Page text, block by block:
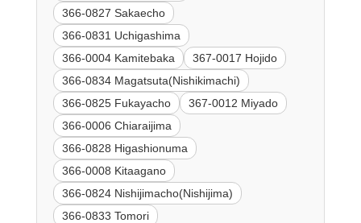
366-0827 Sakaecho
366-0831 Uchigashima
366-0004 Kamitebaka
367-0017 Hojido
366-0834 Magatsuta(Nishikimachi)
366-0825 Fukayacho
367-0012 Miyado
366-0006 Chiaraijima
366-0828 Higashionuma
366-0008 Kitaagano
366-0824 Nishijimacho(Nishijima)
366-0833 Tomori